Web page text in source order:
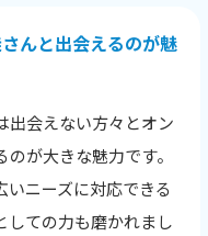
ること
も多
言われ
も成長
んと出会えるのが魅
出会えない方々とオン
が大きな魅力です。
いニーズに対応できる
しての力も磨かれまし